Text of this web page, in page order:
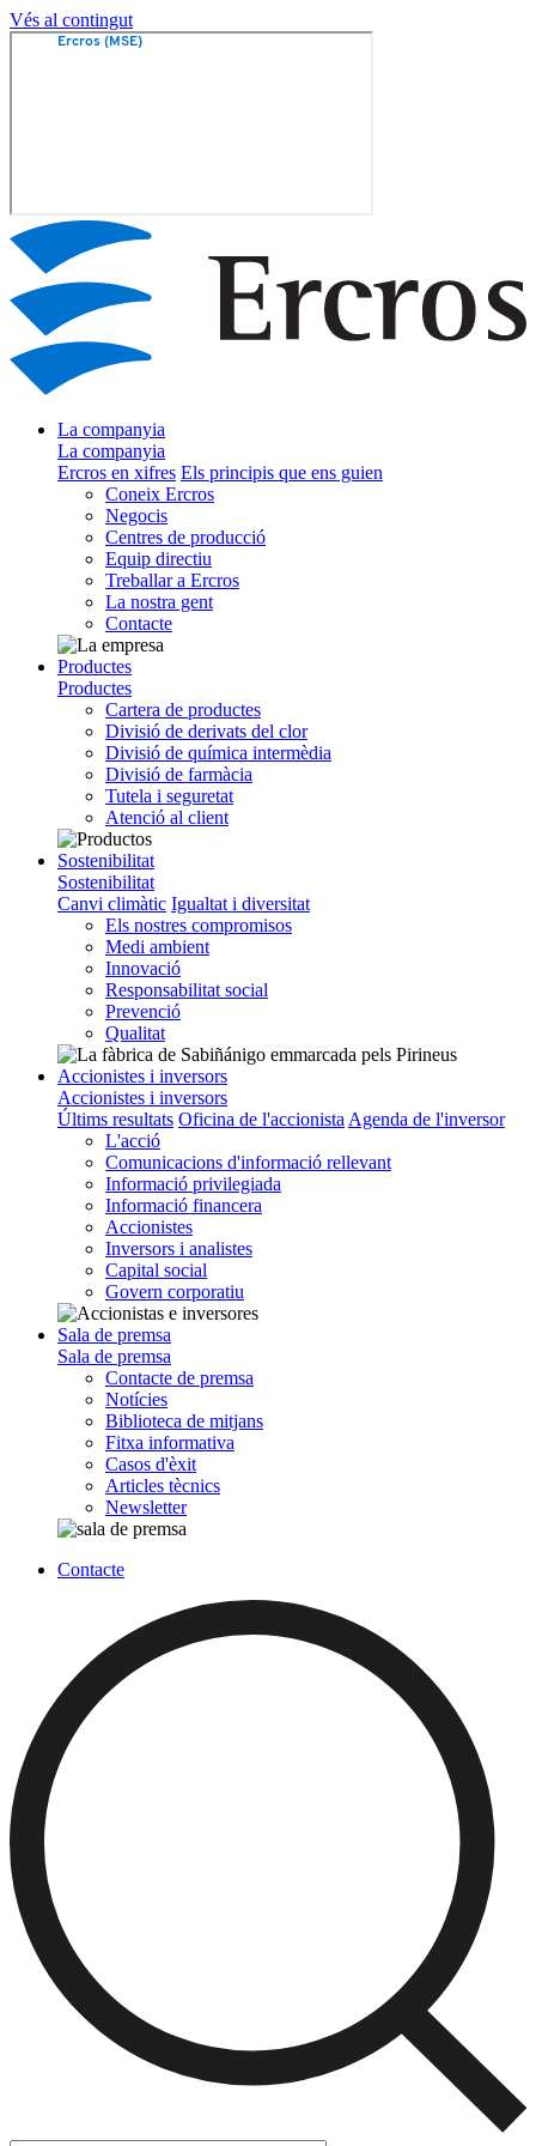
Vés al contingut
La companyia
La companyia
Ercros en xifres Els principis que ens guien
Coneix Ercros
Negocis
Centres de producció
Equip directiu
Treballar a Ercros
La nostra gent
Contacte
Productes
Productes
Cartera de productes
Divisió de derivats del clor
Divisió de química intermèdia
Divisió de farmàcia
Tutela i seguretat
Atenció al client
Sostenibilitat
Sostenibilitat
Canvi climàtic Igualtat i diversitat
Els nostres compromisos
Medi ambient
Innovació
Responsabilitat social
Prevenció
Qualitat
Accionistes i inversors
Accionistes i inversors
Últims resultats Oficina de l'accionista Agenda de l'inversor
L'acció
Comunicacions d'informació rellevant
Informació privilegiada
Informació financera
Accionistes
Inversors i analistes
Capital social
Govern corporatiu
Sala de premsa
Sala de premsa
Contacte de premsa
Notícies
Biblioteca de mitjans
Fitxa informativa
Casos d'èxit
Articles tècnics
Newsletter
Contacte